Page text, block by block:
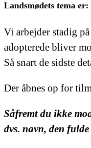
Landsmødets tema
Vi arbejder stadig
adopterede bliver
Så snart de sidste
Der åbnes op for
Såfremt du ikke
dvs. navn, den